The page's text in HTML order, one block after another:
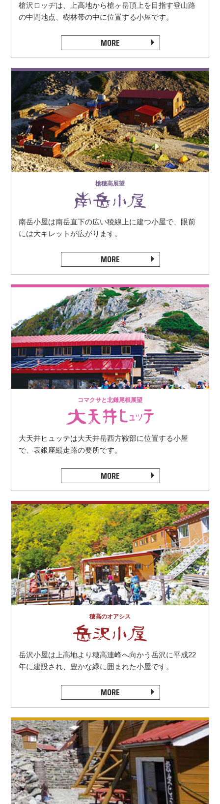
槍沢ロッヂは、上高地から槍ヶ岳頂上を目指す登山路
の中間地点、樹林帯の中に位置する小屋です。
MORE
槍穂高展望
南岳小屋は南岳直下の広い稜線上に建つ小屋で、眼前
には大キレットが広がります。
MORE
コマクサと北鎌尾根展望
大天井ヒュッテは大天井岳西方鞍部に位置する小屋
で、表銀座縦走路の要所です。
MORE
穂高のオアシス
岳沢小屋は上高地より穂高連峰へ向かう岳沢に平成22
年に建設され、豊かな緑に囲まれた小屋です。
MORE